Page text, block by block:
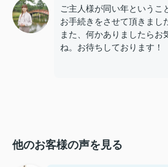
ご主人様が同い年というこ
お手続きをさせて頂きまし
また、何かありましたらお
ね。お待ちしております！
他のお客様の声を見る